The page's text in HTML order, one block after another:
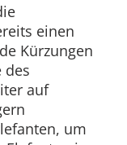
einen
Kürzungen
des
auf
um